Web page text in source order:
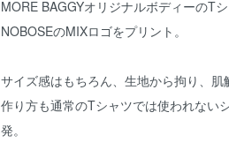
MORE BAGGYオリジナルボディーのT
NOBOSEのMIXロゴをプリント。
サイズ感はもちろん、生地から拘り、肌
作り方も通常のTシャツでは使われない
発。